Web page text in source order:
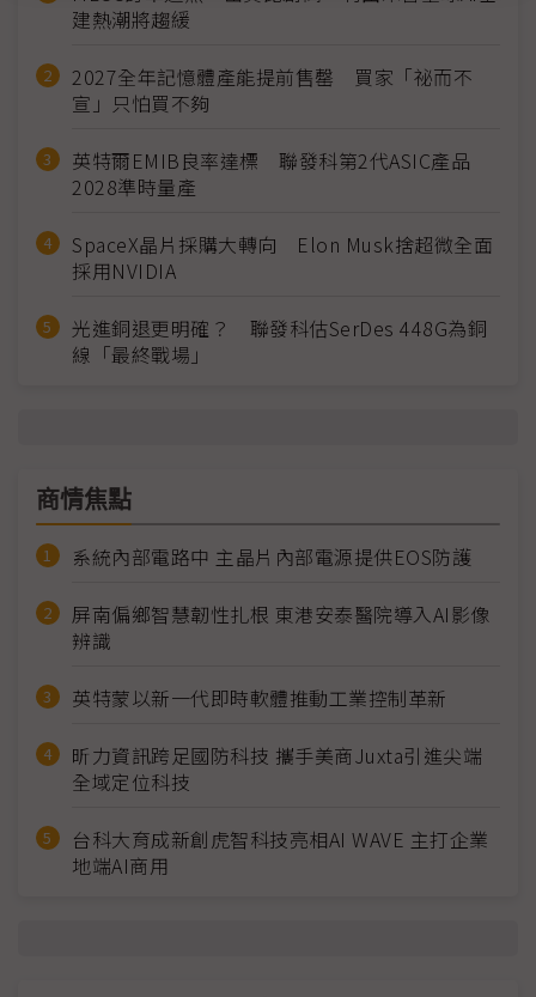
建熱潮將趨緩
2027全年記憶體產能提前售罄 買家「祕而不
宣」只怕買不夠
英特爾EMIB良率達標 聯發科第2代ASIC產品
2028準時量產
SpaceX晶片採購大轉向 Elon Musk捨超微全面
採用NVIDIA
光進銅退更明確？ 聯發科估SerDes 448G為銅
線「最終戰場」
商情焦點
系統內部電路中 主晶片內部電源提供EOS防護
屏南偏鄉智慧韌性扎根 東港安泰醫院導入AI影像
辨識
英特蒙以新一代即時軟體推動工業控制革新
昕力資訊跨足國防科技 攜手美商Juxta引進尖端
全域定位科技
台科大育成新創虎智科技亮相AI WAVE 主打企業
地端AI商用